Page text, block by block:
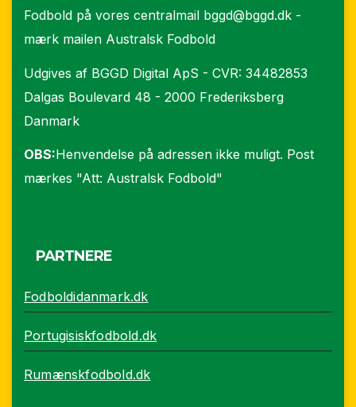
Fodbold på vores centralmail bggd@bggd.dk -
mærk mailen Australsk Fodbold
Udgives af BGGD Digital ApS - CVR: 34482853
Dalgas Boulevard 48 - 2000 Frederiksberg
Danmark
OBS:Henvendelse på adressen ikke muligt. Post
mærkes "Att: Australsk Fodbold"
PARTNERE
Fodboldidanmark.dk
Portugisiskfodbold.dk
Rumænskfodbold.dk